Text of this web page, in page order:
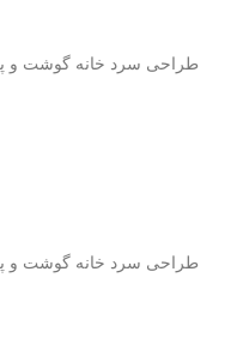
طراحی سرد خانه گوشت و
طراحی سرد خانه گوشت و